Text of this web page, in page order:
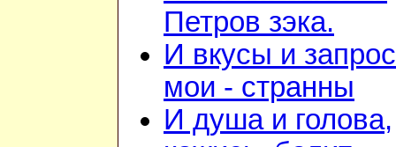
Петров зэка.
И вкусы и
мои - странны
И душа и голова,